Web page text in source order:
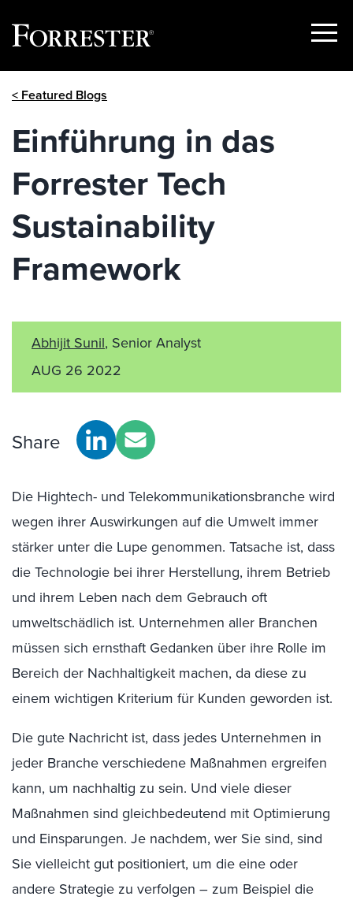
Show
< Featured Blogs
Einführung in das
Forrester Tech
Sustainability
Framework
Abhijit Sunil, Senior Analyst
AUG 26 2022
Share
Die Hightech- und Telekommunikationsbranche wird
wegen ihrer Auswirkungen auf die Umwelt immer
stärker unter die Lupe genommen. Tatsache ist, dass
die Technologie bei ihrer Herstellung, ihrem Betrieb
und ihrem Leben nach dem Gebrauch oft
umweltschädlich ist. Unternehmen aller Branchen
müssen sich ernsthaft Gedanken über ihre Rolle im
Bereich der Nachhaltigkeit machen, da diese zu
einem wichtigen Kriterium für Kunden geworden ist.
Die gute Nachricht ist, dass jedes Unternehmen in
jeder Branche verschiedene Maßnahmen ergreifen
kann, um nachhaltig zu sein. Und viele dieser
Maßnahmen sind gleichbedeutend mit Optimierung
und Einsparungen. Je nachdem, wer Sie sind, sind
Sie vielleicht gut positioniert, um die eine oder
andere Strategie zu verfolgen – zum Beispiel die